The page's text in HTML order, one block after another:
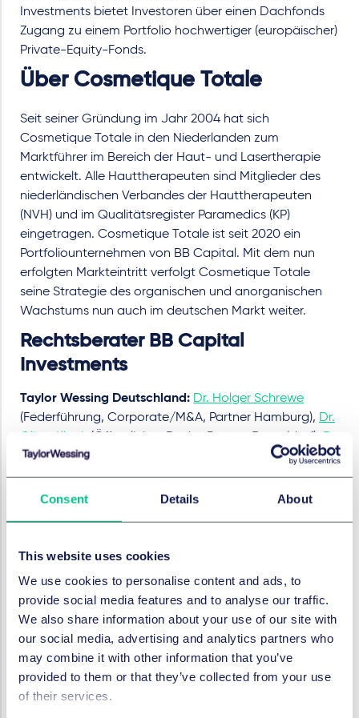
Consent Details About
This website uses cookies
We use cookies to personalise content and ads, to
provide social media features and to analyse our traffic.
We also share information about your use of our site with
our social media, advertising and analytics partners who
may combine it with other information that you’ve
provided to them or that they’ve collected from your use
of their services.
Investments bietet Investoren über einen Dachfonds
Zugang zu einem Portfolio hochwertiger (europäischer)
Private-Equity-Fonds.
Über Cosmetique Totale
Seit seiner Gründung im Jahr 2004 hat sich
Cosmetique Totale in den Niederlanden zum
Marktführer im Bereich der Haut- und Lasertherapie
entwickelt. Alle Hauttherapeuten sind Mitglieder des
niederländischen Verbandes der Hauttherapeuten
(NVH) und im Qualitätsregister Paramedics (KP)
eingetragen. Cosmetique Totale ist seit 2020 ein
Portfoliounternehmen von BB Capital. Mit dem nun
erfolgten Markteintritt verfolgt Cosmetique Totale
seine Strategie des organischen und anorganischen
Wachstums nun auch im deutschen Markt weiter.
Rechtsberater BB Capital
Investments
Taylor Wessing Deutschland: Dr. Holger Schrewe
(Federführung, Corporate/M&A, Partner Hamburg), Dr.
Stefanie Greifeneder
(IP und Kosmetikrecht, Partnerin
München),Dr. Marco Hartmann-Rüppel(Kartellrecht,
Partner Hamburg),
Dr. Martin Knaup
(Compliance,
Hamburg),Sebastian Rünz
(Corporate/M&A, Associate Hamburg),
Ina Schmidbauer
(Öffentliches Recht, Associate
(Öffentliches Recht,
Associate Düsseldorf), Katharina Hölle (IP und
Kosmetikrecht, Associate München),
Alessa
Böttcher
(Arbeitsrecht, Associate Hamburg),
Nikoloz